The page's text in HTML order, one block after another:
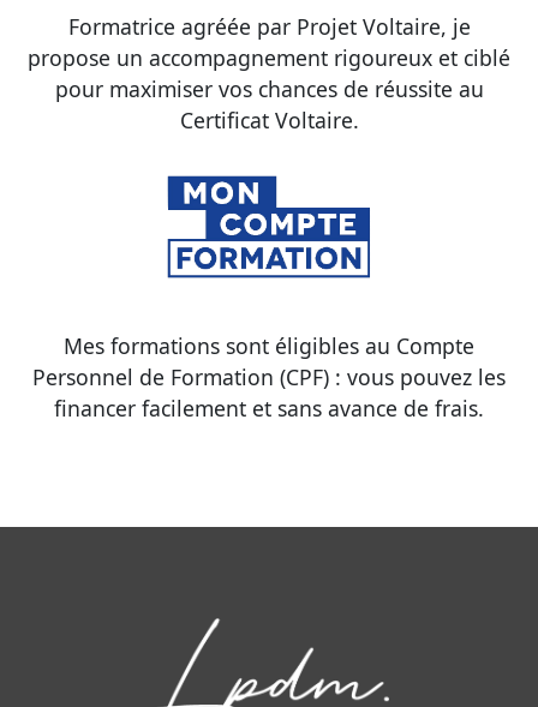
Formatrice agréée par Projet Voltaire, je
propose un accompagnement rigoureux et ciblé
pour maximiser vos chances de réussite au
Certificat Voltaire.
Mes formations sont éligibles au Compte
Personnel de Formation (CPF) : vous pouvez les
financer facilement et sans avance de frais.